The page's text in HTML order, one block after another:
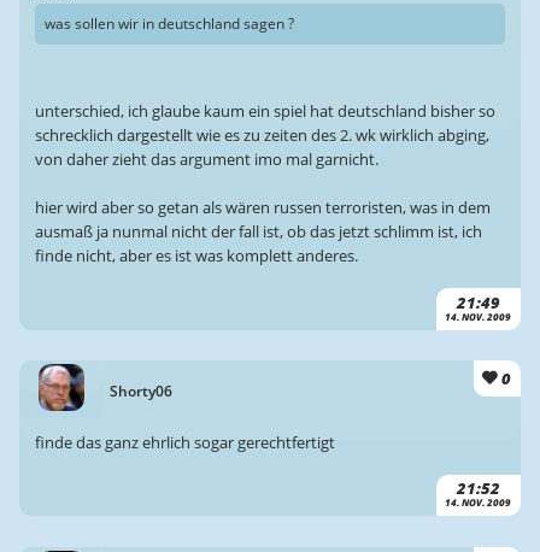
21:49
14. NOV. 2009
was sollen wir in deutschland sagen ?
unterschied, ich glaube kaum ein spiel hat deutschland bisher so
schrecklich dargestellt wie es zu zeiten des 2. wk wirklich abging,
von daher zieht das argument imo mal garnicht.
hier wird aber so getan als wären russen terroristen, was in dem
ausmaß ja nunmal nicht der fall ist, ob das jetzt schlimm ist, ich
finde nicht, aber es ist was komplett anderes.
Shorty06
0
21:52
14. NOV. 2009
finde das ganz ehrlich sogar gerechtfertigt